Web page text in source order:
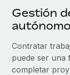
Optimiza
esenciales.
SERVICIOS
Asociarse
Descubre
Remote
Información
Obtén ayuda
Gestión
Contratar
puede ser una
completar